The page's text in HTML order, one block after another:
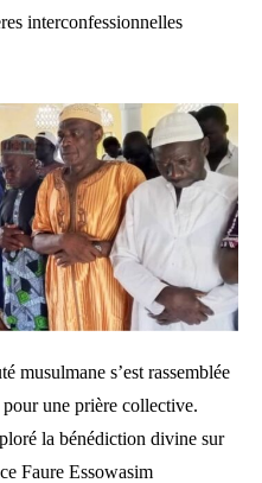
interconfessionnelles
musulmane s’est rassemblée
une prière collective.
la bénédiction divine sur
Faure Essowasim